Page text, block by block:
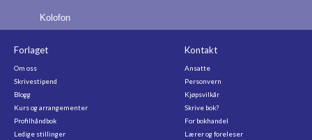
Kolofon
Forlaget
Om oss
Skrivestipend
Blogg
Kurs og arrangementer
Profilhåndbok
Ledige stillinger
Kontakt
Ansatte
Personvern
Kjøpsvilkår
Skrive bok?
For bokhandel
Lærer og foreleser